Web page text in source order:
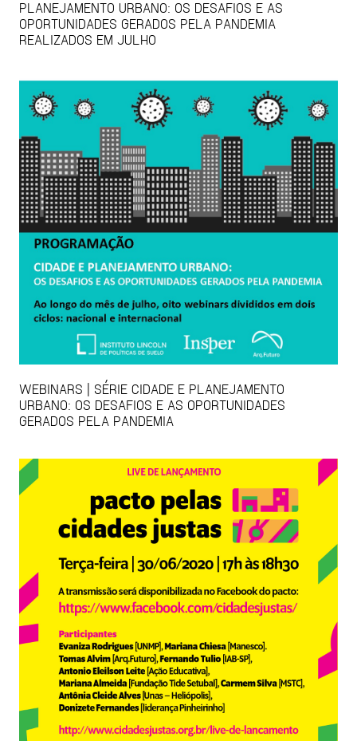
PLANEJAMENTO URBANO: OS DESAFIOS E AS
OPORTUNIDADES GERADOS PELA PANDEMIA
REALIZADOS EM JULHO
WEBINARS | SÉRIE CIDADE E PLANEJAMENTO
URBANO: OS DESAFIOS E AS OPORTUNIDADES
GERADOS PELA PANDEMIA